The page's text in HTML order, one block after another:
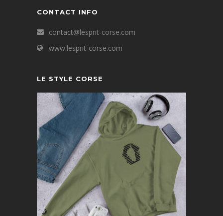
CONTACT INFO
contact@lesprit-corse.com
www.lesprit-corse.com
LE STYLE CORSE